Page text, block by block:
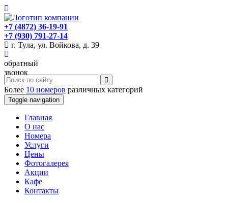
+7 (4872) 36-19-91
+7 (930) 791-27-14
г. Тула, ул. Войкова, д. 39
обратный
звонок
Более 10 номеров различных категорий
Toggle navigation
Главная
O нас
Номера
Услуги
Цены
Фотогалерея
Акции
Кафе
Контакты